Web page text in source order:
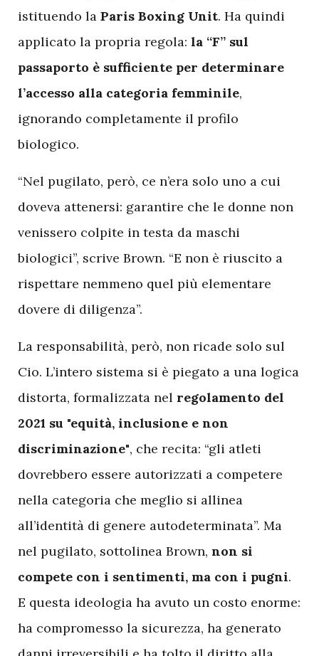
istituendo la Paris Boxing Unit. Ha quindi
applicato la propria regola: la “F” sul
passaporto è sufficiente per determinare
l’accesso alla categoria femminile,
ignorando completamente il profilo
biologico.
“Nel pugilato, però, ce n’era solo uno a cui
doveva attenersi: garantire che le donne non
venissero colpite in testa da maschi
biologici”, scrive Brown. “E non è riuscito a
rispettare nemmeno quel più elementare
dovere di diligenza”.
La responsabilità, però, non ricade solo sul
Cio. L’intero sistema si è piegato a una logica
distorta, formalizzata nel regolamento del
2021 su "equità, inclusione e non
discriminazione", che recita: “gli atleti
dovrebbero essere autorizzati a competere
nella categoria che meglio si allinea
all’identità di genere autodeterminata”. Ma
nel pugilato, sottolinea Brown, non si
compete con i sentimenti, ma con i pugni.
E questa ideologia ha avuto un costo enorme:
ha compromesso la sicurezza, ha generato